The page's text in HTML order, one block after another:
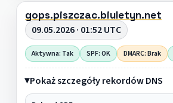
gops.piszczac.biuletyn.net
09.05.2026 · 01:52 UTC
Aktywna: Tak SPF: OK DMARC: Brak
Pokaż szczegóły rekordów DNS